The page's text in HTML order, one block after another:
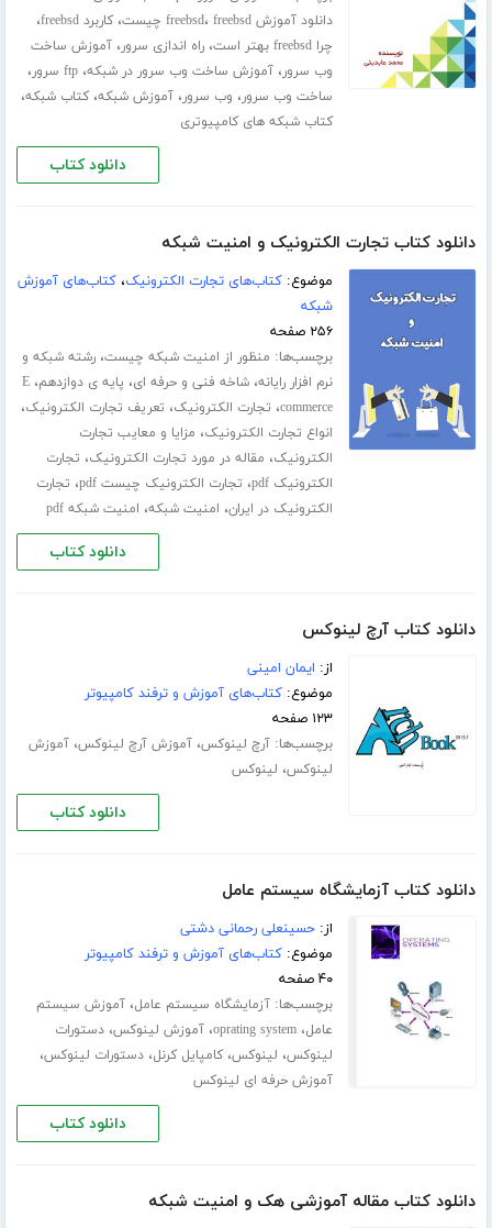
دانلود آموزش freebsd ، freebsd چیست ،کاربرد freebsd ،
چرا freebsd بهتر است ،راه اندازی سرور،آموزش ساخت
وب سرور،آموزش ساخت وب سرور در شبکه،ftp سرور ،
ساخت وب سرور، وب سرور،آموزش شبکه،کتاب شبکه،
کتاب شبکه های کامپیوتری
دانلود کتاب
دانلود کتاب تجارت الکترونیک و امنیت شبکه
موضوع:کتاب‌های تجارت الکترونیک،کتاب‌های آموزش
شبکه
۲۵۶ صفحه
برچسب‌ها: منظور از امنیت شبکه چیست،رشته شبکه و
نرم افزار رایانه،شاخه فنی و حرفه ای، پایه ی دوازدهم،E
commerce، تجارت الکترونیک، تعریف تجارت الکترونیک،
انواع تجارت الکترونیک، مزایا و معایب تجارت
الکترونیک، مقاله در مورد تجارت الکترونیک، تجارت
الکترونیک pdf
، تجارت الکترونیک چیست pdf ، تجارت
الکترونیک در ایران، امنیت شبکه، امنیت شبکه pdf
دانلود کتاب
دانلود کتاب آرچ لینوکس
از: ایمان امینی
موضوع:کتاب‌های آموزش و ترفند کامپیوتر
۱۲۳ صفحه
برچسب‌ها:آرچ لینوکس،آموزش آرچ لینوکس،آموزش
لینوکس، لینوکس
دانلود کتاب
دانلود کتاب آزمایشگاه سیستم عامل
از:حسینعلی رحمانی دشتی
موضوع:کتاب‌های آموزش و ترفند کامپیوتر
۴۰ صفحه
برچسب‌ها:آزمایشگاه سیستم عامل،آموزش سیستم
عامل،oprating system،آموزش لینوکس،دستورات
لینوکس، لینوکس،کامپایل کرنل،دستورات لینوکس،
آموزش حرفه ای لینوکس
دانلود کتاب
دانلود کتاب مقاله آموزشی هک و امنیت شبکه